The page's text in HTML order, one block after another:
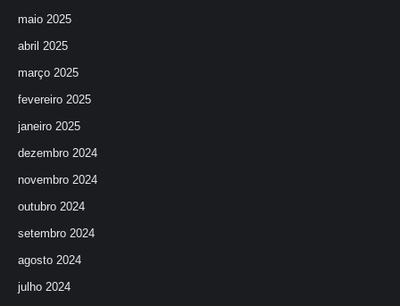
maio 2025
abril 2025
março 2025
fevereiro 2025
janeiro 2025
dezembro 2024
novembro 2024
outubro 2024
setembro 2024
agosto 2024
julho 2024